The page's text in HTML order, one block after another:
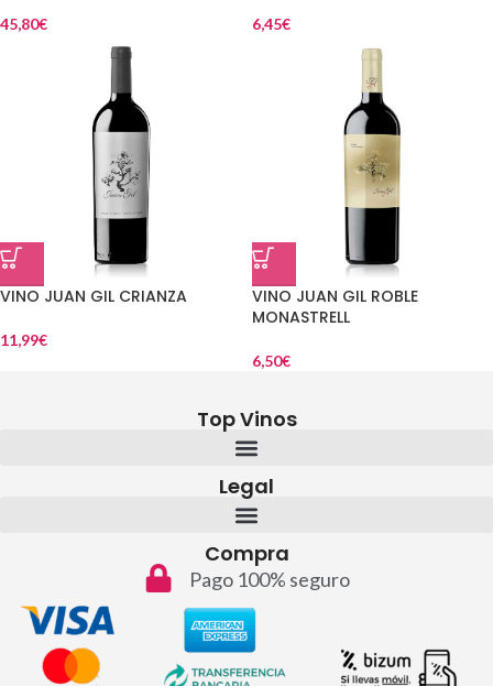
45,80€ 6,45€
VINO JUAN GIL CRIANZA
11,99€
VINO JUAN GIL ROBLE
MONASTRELL
6,50€
Top Vinos
Legal
Compra
Pago 100% seguro